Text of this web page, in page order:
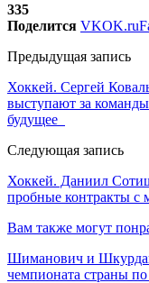
335
Поделится VKOK.ru
Предыдущая запись
Хоккей. Сергей
выступают за
будущее
Следующая запись
Хоккей. Даниил
пробные контракты
Вам также могут
Шиманович и
чемпионата страны